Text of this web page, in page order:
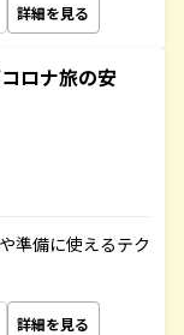
詳細を見る
ロナ旅の安
準備に使えるテク
詳細を見る